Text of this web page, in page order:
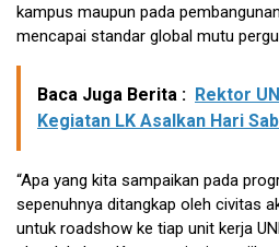
kampus maupun pada
mencapai standar global mutu
Baca Juga Berita : Rektor
Kegiatan LK Asalkan Hari
“Apa yang kita sampaikan pada
sepenuhnya ditangkap oleh civitas
untuk roadshow ke tiap unit kerja